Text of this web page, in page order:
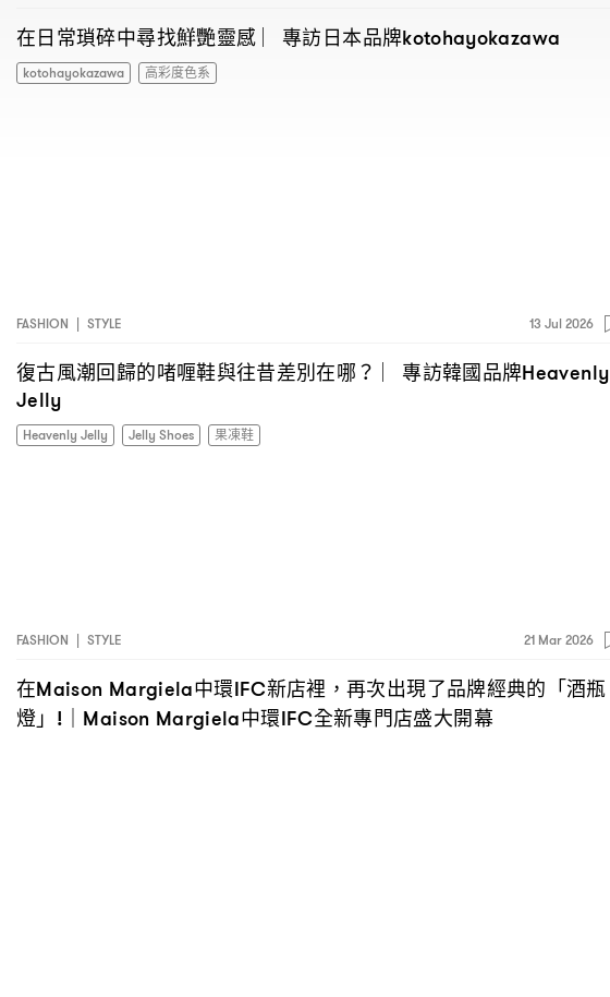
在日常瑣碎中尋找鮮艷靈感 ︳專訪日本品牌kotohayokazawa
kotohayokazawa 高彩度色系
FASHION | STYLE 13 Jul 2026
復古風潮回歸的啫喱鞋與往昔差別在哪？ ︳專訪韓國品牌Heavenly
Jelly
Heavenly Jelly Jelly Shoes 果凍鞋
FASHION | STYLE 21 Mar 2026
在Maison Margiela中環IFC新店裡 ，再次出現了品牌經典的「酒瓶
燈」 !｜Maison Margiela中環IFC全新專門店盛大開幕